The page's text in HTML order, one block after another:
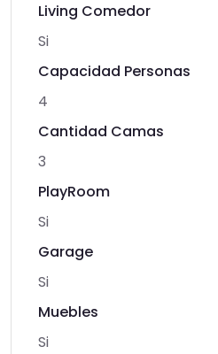
Living Comedor
Si
Capacidad Personas
4
Cantidad Camas
3
PlayRoom
Si
Garage
Si
Muebles
Si